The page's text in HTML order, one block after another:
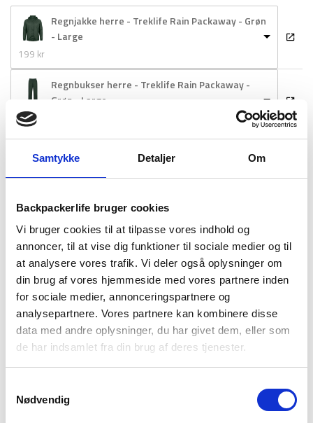
Samtykke Detaljer Om
Backpackerlife bruger cookies
Vi bruger cookies til at tilpasse vores indhold og
annoncer, til at vise dig funktioner til sociale medier og til
at analysere vores trafik. Vi deler også oplysninger om
din brug af vores hjemmeside med vores partnere inden
for sociale medier, annonceringspartnere og
analysepartnere. Vores partnere kan kombinere disse
data med andre oplysninger, du har givet dem, eller som
de har indsamlet fra din brug af deres tjenester.
Nødvendig
Regnjakke herre - Treklife Rain Packaway - Grøn
- Large
199 kr
Regnbukser herre - Treklife Rain Packaway -
Grøn - Large
149
Samlet pris: 249kr
På lager - 1-2 dages levering
herre
Treklife
Rain
Packaway
antal
TILFØJ TIL KURV
1-2 dages
levering
Fri fragt over
499 kr
100 dages
returret
Treklife Rain regnsæt til herre er et letvægtigt regnsæt lavet